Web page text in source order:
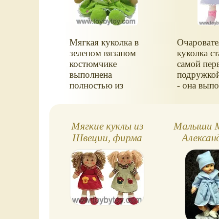
Мягкая куколка в
зеленом вязаном
костюмчике
выполнена
полностью из
набивкой.Размер
куклы 25
см.Материал 60%
полиакрил, 40%
модакрил;
набивка - 100%
синтепон
(рекомендуется
куколка
самой
- она
милого
личика,
куклы 25
текстиль,
набивка -
Мягкие куклы из
Швеции, фирма
TEDDYKOMPANIET
Малыши
Alexander®